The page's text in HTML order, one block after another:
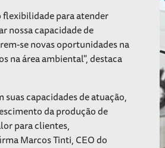
para atender
nossa capacidade de
se novas oportunidades na
na área ambiental", destaca
capacidades de atuação,
da produção de
para clientes,
Marcos Tinti, CEO do